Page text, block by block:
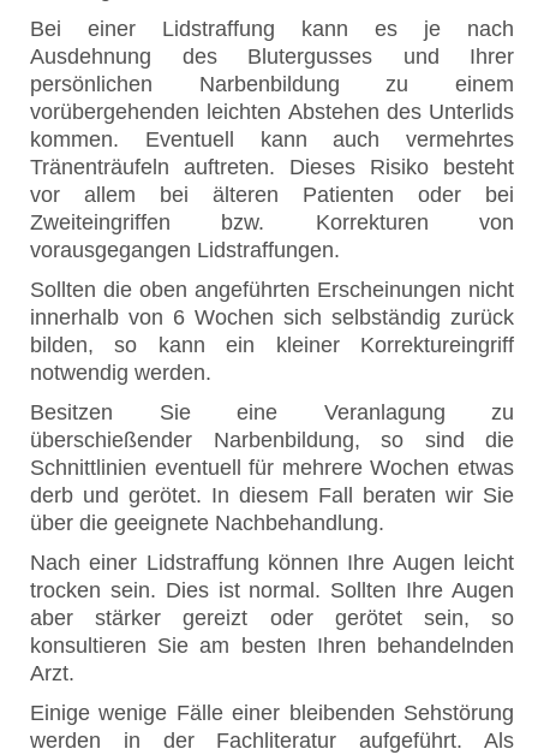
Bei einer Lidstraffung kann es je nach
Ausdehnung des Blutergusses und Ihrer
persönlichen Narbenbildung zu einem
vorübergehenden leichten Abstehen des Unterlids
kommen. Eventuell kann auch vermehrtes
Tränenträufeln auftreten. Dieses Risiko besteht
vor allem bei älteren Patienten oder bei
Zweiteingriffen bzw. Korrekturen von
vorausgegangen Lidstraffungen.
Sollten die oben angeführten Erscheinungen nicht
innerhalb von 6 Wochen sich selbständig zurück
bilden, so kann ein kleiner Korrektureingriff
notwendig werden.
Besitzen Sie eine Veranlagung zu
überschießender Narbenbildung, so sind die
Schnittlinien eventuell für mehrere Wochen etwas
derb und gerötet. In diesem Fall beraten wir Sie
über die geeignete Nachbehandlung.
Nach einer Lidstraffung können Ihre Augen leicht
trocken sein. Dies ist normal. Sollten Ihre Augen
aber stärker gereizt oder gerötet sein, so
konsultieren Sie am besten Ihren behandelnden
Arzt.
Einige wenige Fälle einer bleibenden Sehstörung
werden in der Fachliteratur aufgeführt. Als